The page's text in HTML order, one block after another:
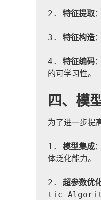
2. 特征提取
3. 特征构造
4. 特征编码
的可学习性。
四、模
为了进一步提
1. 模型集成
体泛化能力。
2. 超参数优
tic Algorithm